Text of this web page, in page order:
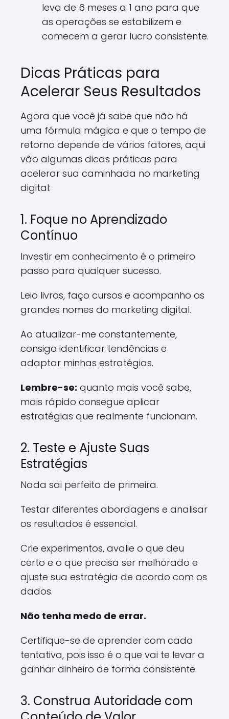
leva de 6 meses a 1 ano para que
as operações se estabilizem e
comecem a gerar lucro consistente.
Dicas Práticas para
Acelerar Seus Resultados
Agora que você já sabe que não há
uma fórmula mágica e que o tempo de
retorno depende de vários fatores, aqui
vão algumas dicas práticas para
acelerar sua caminhada no marketing
digital:
1. Foque no Aprendizado
Contínuo
Investir em conhecimento é o primeiro
passo para qualquer sucesso.
Leio livros, faço cursos e acompanho os
grandes nomes do marketing digital.
Ao atualizar-me constantemente,
consigo identificar tendências e
adaptar minhas estratégias.
Lembre-se: quanto mais você sabe,
mais rápido consegue aplicar
estratégias que realmente funcionam.
2. Teste e Ajuste Suas
Estratégias
Nada sai perfeito de primeira.
Testar diferentes abordagens e analisar
os resultados é essencial.
Crie experimentos, avalie o que deu
certo e o que precisa ser melhorado e
ajuste sua estratégia de acordo com os
dados.
Não tenha medo de errar.
Certifique-se de aprender com cada
tentativa, pois isso é o que vai te levar a
ganhar dinheiro de forma consistente.
3. Construa Autoridade com